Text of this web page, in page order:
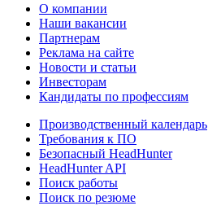
О компании
Наши вакансии
Партнерам
Реклама на сайте
Новости и статьи
Инвесторам
Кандидаты по профессиям
Производственный календарь
Требования к ПО
Безопасный HeadHunter
HeadHunter API
Поиск работы
Поиск по резюме